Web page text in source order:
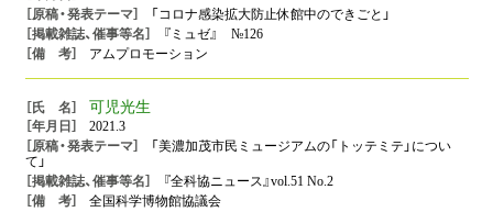
「コロナ感染拡大防止休館中のできごと」
『ミュゼ』 №126
アムプロモーション
可児光生
2021.3
「美濃加茂市民ミュージアムの「トッテミテ」につい
て」
『全科協ニュース』vol.51 No.2
全国科学博物館協議会